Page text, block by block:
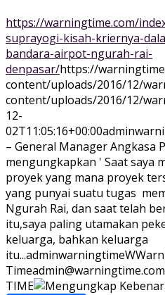
https://warningtime.com/
suprayogi-kisah-kriernya-
bandara-airpot-ngurah-rai-
denpasar/https://
content/uploads/2016/12/
content/uploads/2016/12/
12-
02T11:05:16+00:00
– General Manager Angkasa
mengungkapkan ' Saat saya
proyek yang mana proyek
yang punyai suatu tugas
Ngurah Rai, dan saat telah
itu,saya paling utamakan
keluarga, bahkan keluarga
itu...adminwarningtime
Timeadmin@warningtime.com
TIME